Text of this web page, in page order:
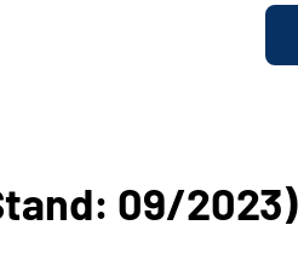
09/2023)